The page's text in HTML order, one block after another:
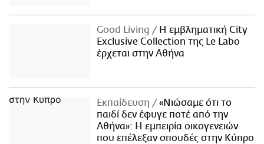
Good Living
Η εμβληματική City
Exclusive Collection της Le Labo
έρχεται στην Αθήνα
Εκπαίδευση
«Νιώσαμε ότι το
παιδί δεν έφυγε ποτέ από την
Αθήνα»: Η εμπειρία οικογενειών
που επέλεξαν σπουδές στην Κύπρο